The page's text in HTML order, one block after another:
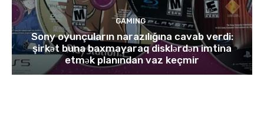
GAMING
Sony oyunçuların narazılığına cavab verdi:
şirkət buna baxmayaraq disklərdən imtina
etmək planından vaz keçmir